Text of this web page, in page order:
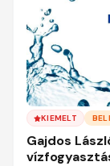
KIEMELT
Gajdos